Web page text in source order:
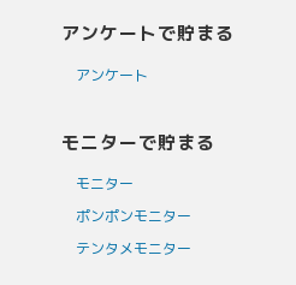
アンケートで貯まる
アンケート
モニターで貯まる
モニター
ポンポンモニター
テンタメモニター